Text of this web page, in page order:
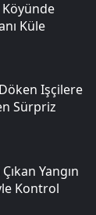
Köyünde
Küle
Işçilere
Sürpriz
Yangın
Kontrol